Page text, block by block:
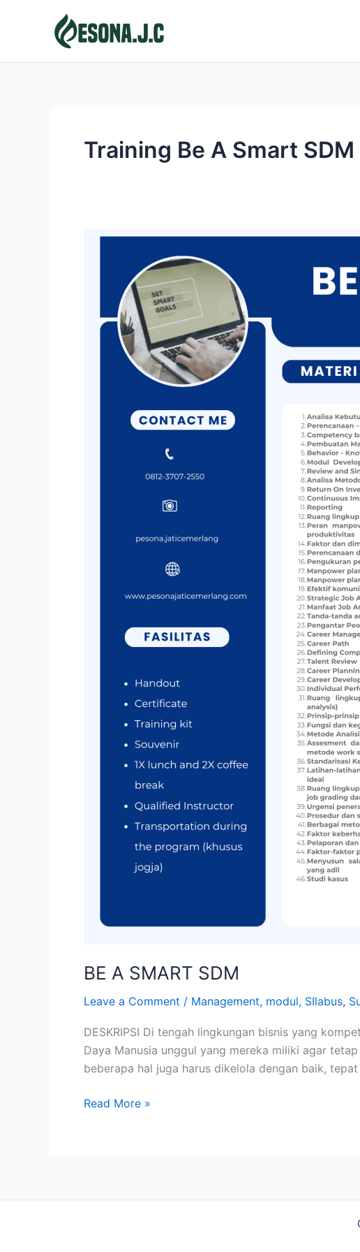
Training Be A Smart
BE A SMART SDM
Leave a Comment / Management, modul, SIlabus,
DESKRIPSI Di tengah lingkungan bisnis yang
Daya Manusia unggul yang mereka miliki agar
beberapa hal juga harus dikelola dengan baik,
Read More »